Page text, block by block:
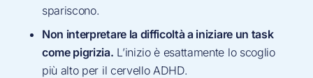
spariscono.
Non interpretare la difficoltà a iniziare un task
come pigrizia. L’inizio è esattamente lo scoglio
più alto per il cervello ADHD.